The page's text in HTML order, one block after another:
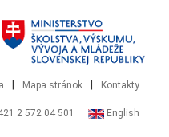
Mapa stránok Kontakty
2 572 04 501 English